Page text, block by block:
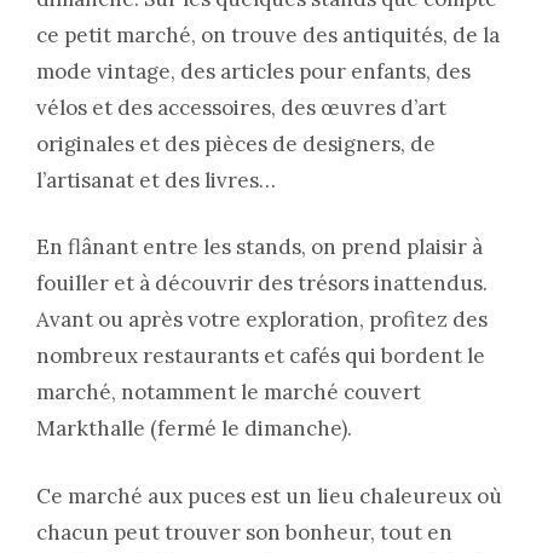
ce petit marché, on trouve des antiquités, de la
mode vintage, des articles pour enfants, des
vélos et des accessoires, des œuvres d’art
originales et des pièces de designers, de
l’artisanat et des livres…
En flânant entre les stands, on prend plaisir à
fouiller et à découvrir des trésors inattendus.
Avant ou après votre exploration, profitez des
nombreux restaurants et cafés qui bordent le
marché, notamment le marché couvert
Markthalle (fermé le dimanche).
Ce marché aux puces est un lieu chaleureux où
chacun peut trouver son bonheur, tout en